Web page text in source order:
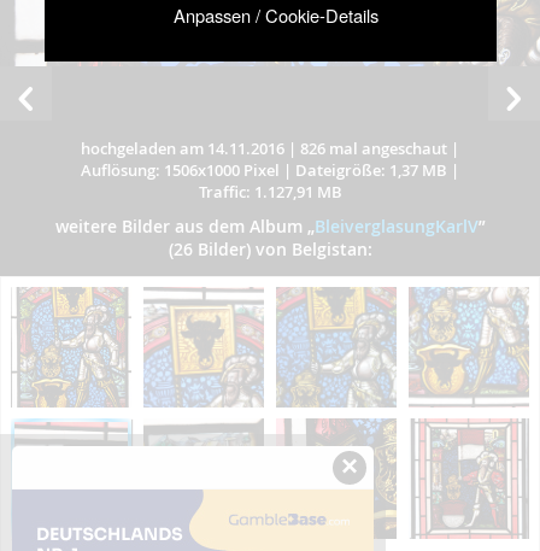
Anpassen / Cookie-Details
hochgeladen am 14.11.2016 | 826 mal angeschaut |
Auflösung: 1506x1000 Pixel | Dateigröße: 1,37 MB |
Traffic: 1.127,91 MB
weitere Bilder aus dem Album „BleiverglasungKarlV”
(26 Bilder) von Belgistan:
×